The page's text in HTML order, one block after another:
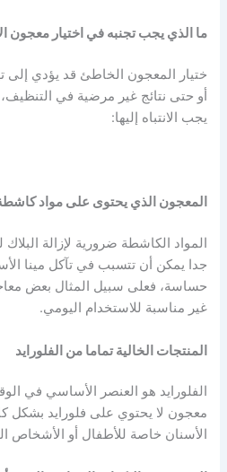
ما الذي يجب تجنبه في اختيار معجون
ختيار المعجون الخاطئ قد يؤدي إلى
أو حتى نتائج غير مرضية في التنظيف،
يجب الانتباه إليها:
المعجون الذي يحتوى على مواد
المواد الكاشطة ضرورية لإزالة
جدا يمكن أن تتسبب في تآكل مينا
حساسة، فعلى سبيل المثال بعض
غير مناسبة للاستخدام اليومي.
المنتجات الخالية تماما من الفلورايد
الفلورايد هو العنصر الأساسي في
معجون لا يحتوي على فلورايد بشكل
الأسنان خاصة للأطفال أو الأشخاص